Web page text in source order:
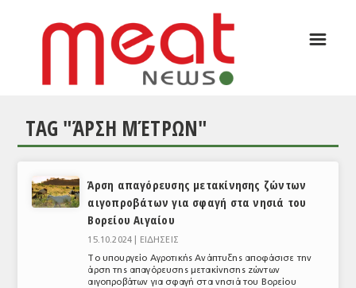
ΕΙΔΗΣΕΙΣ
ΘΕΜΑΤΑ
☰
TAG "ΆΡΣΗ ΜΈΤΡΩΝ"
Άρση απαγόρευσης μετακίνησης ζώντων
αιγοπροβάτων για σφαγή στα νησιά του
Βορείου Αιγαίου
15.10.2024 |
ΕΙΔΗΣΕΙΣ
Το υπουργείο Αγροτικής Ανάπτυξης αποφάσισε την
άρση της απαγόρευσης μετακίνησης ζώντων
αιγοπροβάτων για σφαγή στα νησιά του Βορείου